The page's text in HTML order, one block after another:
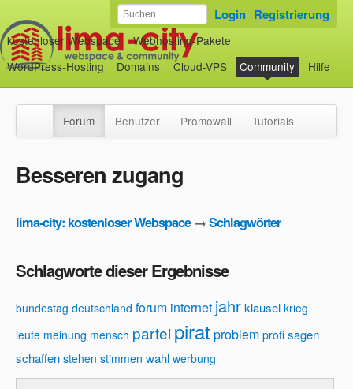
kostenloser Webspace
Webhosting-Pakete
WordPress-Hosting
Domains Cloud-VPS Community Hilfe
Login Registrierung
Forum Benutzer Promowall Tutorials
Besseren zugang
lima-city: kostenloser Webspace→Schlagwörter
Schlagworte dieser Ergebnisse
bundestag deutschland forum internet jahrklausel krieg
leute meinung mensch parteipirat problem profi sagen
schaffen stehen stimmen wahl werbung